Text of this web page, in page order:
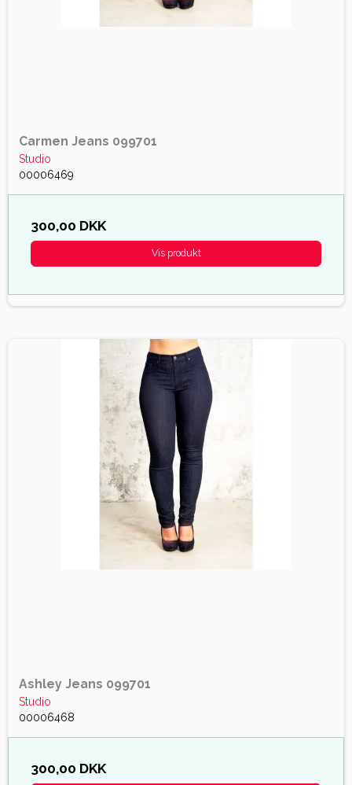
Carmen Jeans 099701
Studio
00006469
300,00 DKK
Vis produkt
Ashley Jeans 099701
Studio
00006468
300,00 DKK